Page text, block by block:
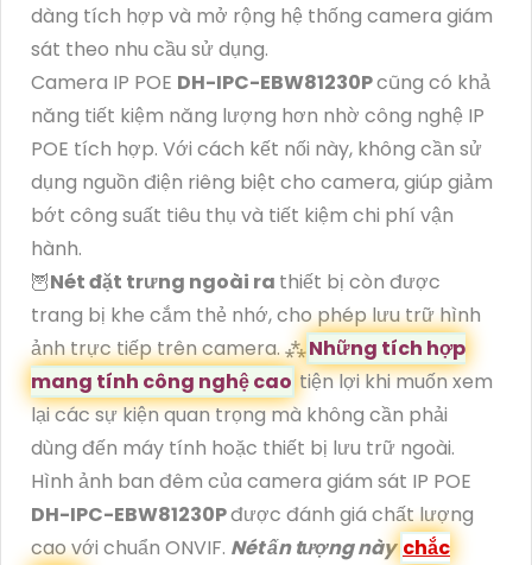
dàng tích hợp và mở rộng hệ thống camera giám
sát theo nhu cầu sử dụng.
Camera IP POE DH-IPC-EBW81230Pcũng có khả
năng tiết kiệm năng lượng hơn nhờ công nghệ IP
POE tích hợp. Với cách kết nối này, không cần sử
dụng nguồn điện riêng biệt cho camera, giúp giảm
bớt công suất tiêu thụ và tiết kiệm chi phí vận
hành.
🦉Nét đặt trưng ngoài ra thiết bị còn được
trang bị khe cắm thẻ nhớ, cho phép lưu trữ hình
ảnh trực tiếp trên camera. ⁂Những tích hợp
mang tính công nghệ cao tiện lợi khi muốn xem
lại các sự kiện quan trọng mà không cần phải
dùng đến máy tính hoặc thiết bị lưu trữ ngoài.
Hình ảnh ban đêm của camera giám sát IP POE
DH-IPC-EBW81230Pđược đánh giá chất lượng
cao với chuẩn ONVIF. Nét ấn tượng này chắc